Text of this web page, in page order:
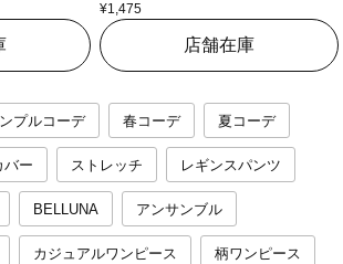
¥1,475
店舗在庫
プルコーデ 春コーデ 夏コーデ
バー ストレッチ レギンスパンツ
BELLUNA アンサンブル
カジュアルワンピース 柄ワンピース